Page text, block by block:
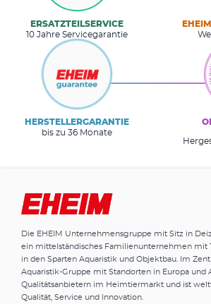
ERSATZTEILSERVICE
10 Jahre Servicegarantie
HERSTELLERGARANTIE
bis zu 36 Monate
Die EHEIM Unternehmensgruppe mit Sitz in
ein mittelständisches Familienunternehmen mit
in den Sparten Aquaristik und Objektbau. Im
Aquaristik-Gruppe mit Standorten in Europa und
Qualitätsanbietern im Heimtiermarkt und ist
Qualität, Service und Innovation.